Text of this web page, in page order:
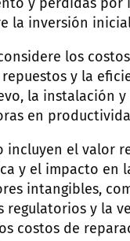
y pérdidas por
la inversión
los
y la
la instalación
en
incluyen el valor
y el impacto en
intangibles,
regulatorios y la
costos de